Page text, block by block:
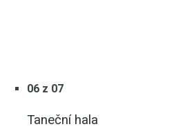
06 z 07
Taneční hala